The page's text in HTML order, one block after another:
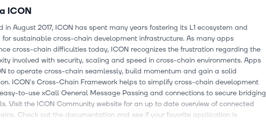
ICON
in August 2017, ICON has spent many years fostering its L1 ecosystem and
for sustainable cross-chain development infrastructure. As many apps
cross-chain difficulties today, ICON recognizes the frustration regarding the
involved with security, scaling and speed in cross-chain environments. Apps
to operate cross-chain seamlessly, build momentum and gain a solid
ICON's Cross-Chain Framework helps to simplify cross-chain development
to-use xCall General Message Passing and connections to secure bridging
Visit the ICON Community website for an up to date overview of connected
Check out the documentation and see if your favorite application is